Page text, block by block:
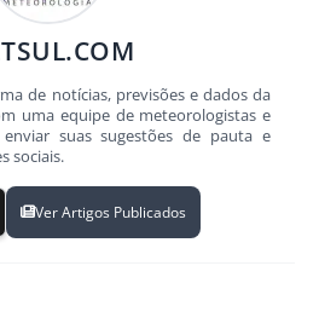
de notícias, previsões e dados da
uma equipe de meteorologistas e
suas sugestões de pauta e
sociais.
Ver Artigos Publicados